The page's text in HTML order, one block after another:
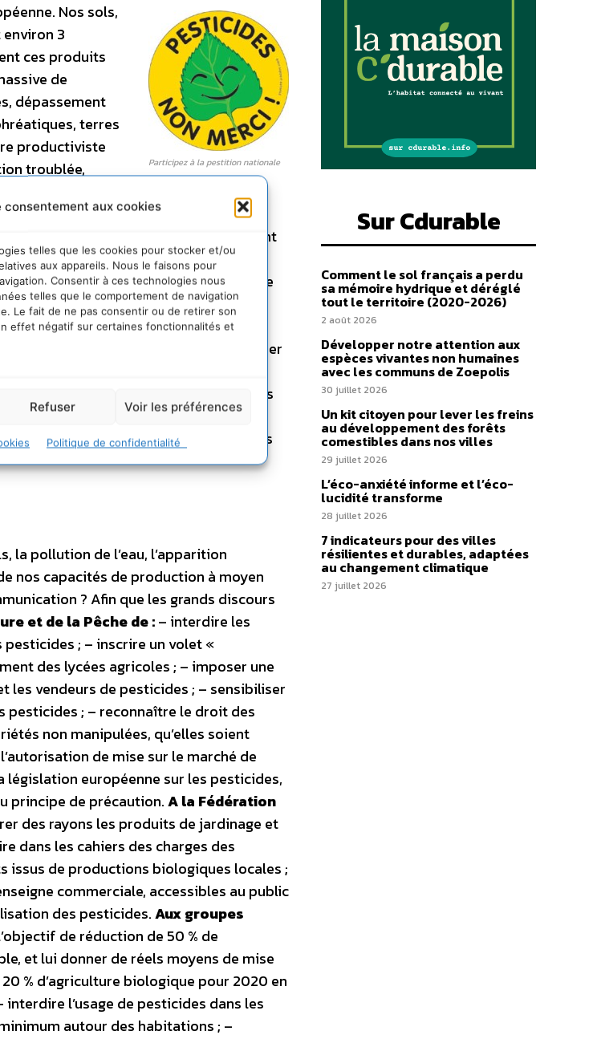
consentement aux cookies
telles que les cookies pour stocker et/ou
aux appareils. Nous le faisons pour
Consentir à ces technologies nous
telles que le comportement de navigation
Le fait de ne pas consentir ou de retirer son
effet négatif sur certaines fonctionnalités et
Refuser Voir les préférences
Politique de confidentialité
Participez à la pestition nationale
Nos sols,
3
ces produits
de
dépassement
terres
productiviste
troublée,
sur les dangers
risques d’infertilité, de troubles
ces produits toxiques se disséminent
tout au long de la chaîne alimentaire !
intensifmet en péril l’ensemble de
publique. Remettre en question
répondre en s’engageant sur des
durables. Il est temps de renouer
proposer aux consommateurs des
qui tarde à se traduire dans les
Renoncer aux pesticides
nos terres et assurer la santé des
la pollution de l’eau, l’apparition
nos capacités de production à moyen
? Afin que les grands discours
et de la Pêche de :– interdire les
; – inscrire un volet «
des lycées agricoles ; – imposer une
vendeurs de pesticides ; – sensibiliser
pesticides ; – reconnaître le droit des
non manipulées, qu’elles soient
de mise sur le marché de
législation européenne sur les pesticides,
principe de précaution.A la Fédération
des rayons les produits de jardinage et
dans les cahiers des charges des
issus de productions biologiques locales ;
commerciale, accessibles au public
des pesticides.Aux groupes
de réduction de 50 % de
et lui donner de réels moyens de mise
% d’agriculture biologique pour 2020 en
l’usage de pesticides dans les
autour des habitations ; –
Sur Cdurable
Comment le sol français a perdu
sa mémoire hydrique et déréglé
tout le territoire (2020-2026)
2 août 2026
Développer notre attention aux
espèces vivantes non humaines
avec les communs de Zoepolis
30 juillet 2026
Un kit citoyen pour lever les freins
au développement des forêts
comestibles dans nos villes
29 juillet 2026
L’éco-anxiété informe et l’éco-
lucidité transforme
28 juillet 2026
7 indicateurs pour des villes
résilientes et durables, adaptées
au changement climatique
27 juillet 2026